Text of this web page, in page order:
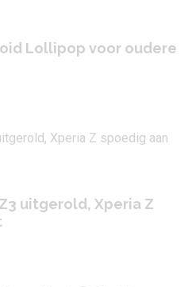
Lollipop voor oudere
uitgerold, Xperia Z